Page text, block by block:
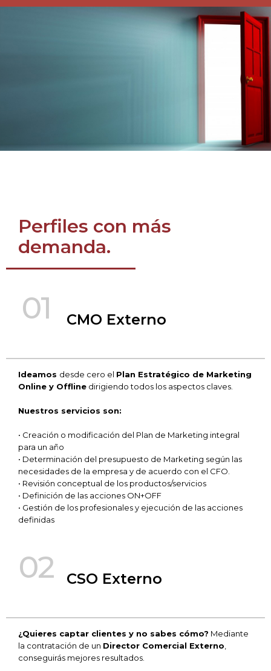
Perfiles con más
demanda.
01 CMO Externo
Ideamos desde cero el Plan Estratégico de Marketing
Online y Offline dirigiendo todos los aspectos claves.
Nuestros servicios son:
• Creación o modificación del Plan de Marketing integral
para un año
• Determinación del presupuesto de Marketing según las
necesidades de la empresa y de acuerdo con el CFO.
• Revisión conceptual de los productos/servicios
• Definición de las acciones ON+OFF
• Gestión de los profesionales y ejecución de las acciones
definidas
02 CSO Externo
¿Quieres captar clientes y no sabes cómo? Mediante
la contratación de un Director Comercial Externo,
conseguirás mejores resultados.